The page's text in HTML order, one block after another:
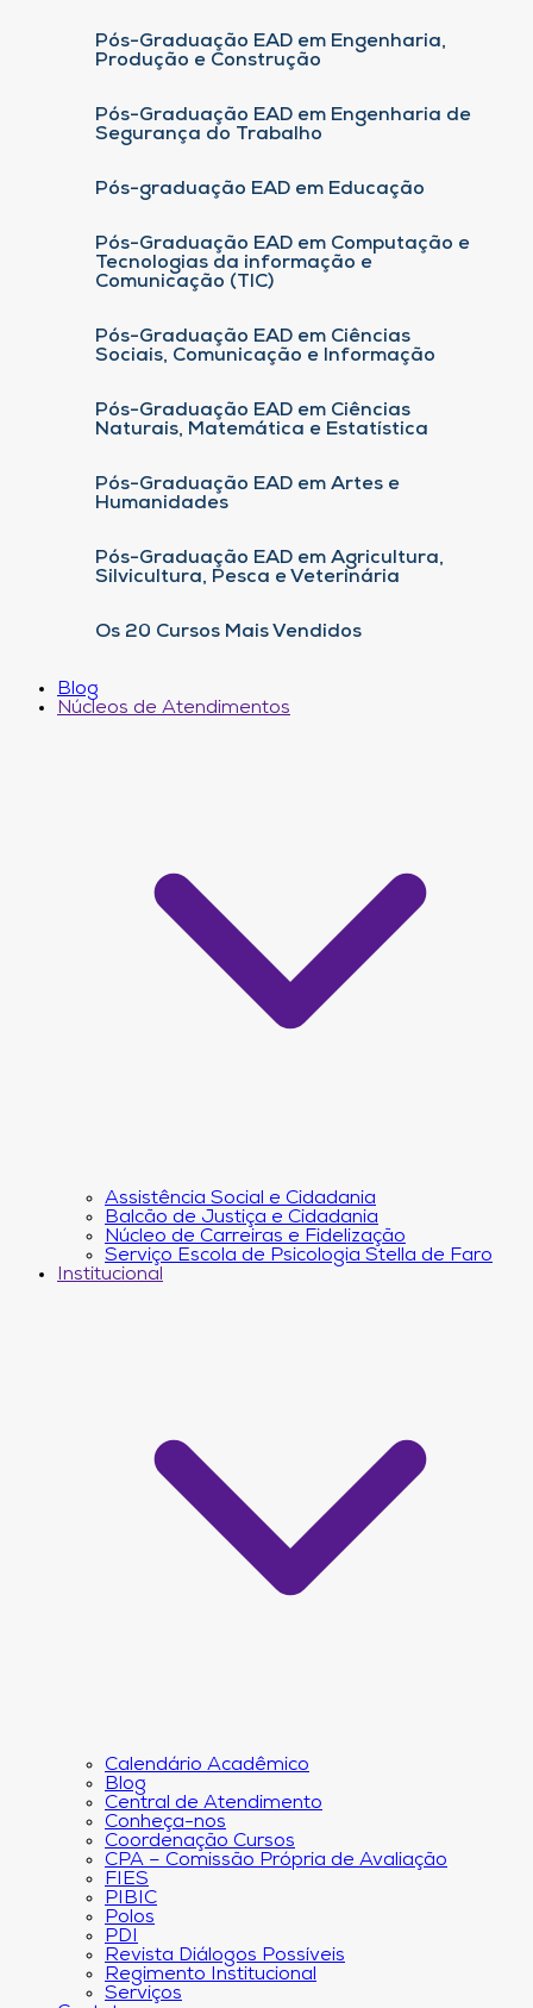
Pós-Graduação EAD em Engenharia,
Produção e Construção
Pós-Graduação EAD em Engenharia de
Segurança do Trabalho
Pós-graduação EAD em Educação
Pós-Graduação EAD em Computação e
Tecnologias da informação e
Comunicação (TIC)
Pós-Graduação EAD em Ciências
Sociais, Comunicação e Informação
Pós-Graduação EAD em Ciências
Naturais, Matemática e Estatística
Pós-Graduação EAD em Artes e
Humanidades
Pós-Graduação EAD em Agricultura,
Silvicultura, Pesca e Veterinária
Os 20 Cursos Mais Vendidos
Blog
Núcleos de Atendimentos
Assistência Social e Cidadania
Balcão de Justiça e Cidadania
Núcleo de Carreiras e Fidelização
Serviço Escola de Psicologia Stella de Faro
Institucional
Calendário Acadêmico
Blog
Central de Atendimento
Conheça-nos
Coordenação Cursos
CPA – Comissão Própria de Avaliação
FIES
PIBIC
Polos
PDI
Revista Diálogos Possíveis
Regimento Institucional
Serviços